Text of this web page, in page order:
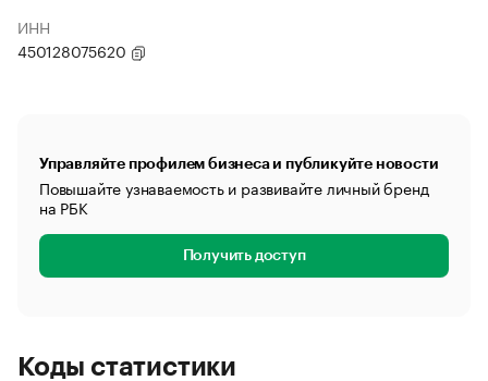
ИНН
450128075620
Управляйте профилем бизнеса и публикуйте новости
Повышайте узнаваемость и развивайте личный бренд
на РБК
Получить доступ
Коды статистики